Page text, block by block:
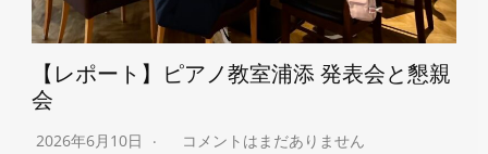
【レポート】ピアノ教室浦添 発表会と懇親
会
2026年6月10日 コメントはまだありません